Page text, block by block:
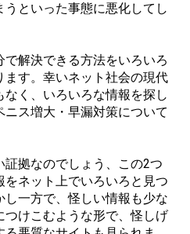
うといった事態に悪化してし
解決できる方法をいろいろ
ます。幸いネット社会の現代
く、いろいろな情報を探し
ス増大・早漏対策について
拠なのでしょう、この2つ
ネット上でいろいろと見つ
一方で、怪しい情報も少な
つけこむような形で、怪しげ